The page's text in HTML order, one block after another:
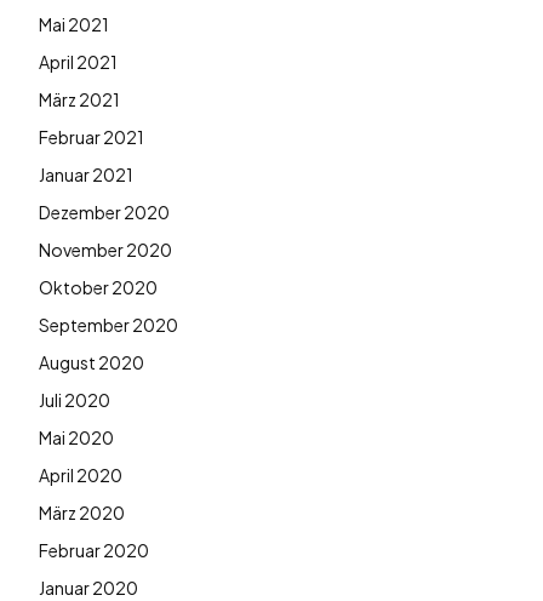
Mai 2021
April 2021
März 2021
Februar 2021
Januar 2021
Dezember 2020
November 2020
Oktober 2020
September 2020
August 2020
Juli 2020
Mai 2020
April 2020
März 2020
Februar 2020
Januar 2020